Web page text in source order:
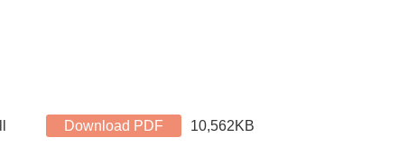
Download PDF 10,562KB